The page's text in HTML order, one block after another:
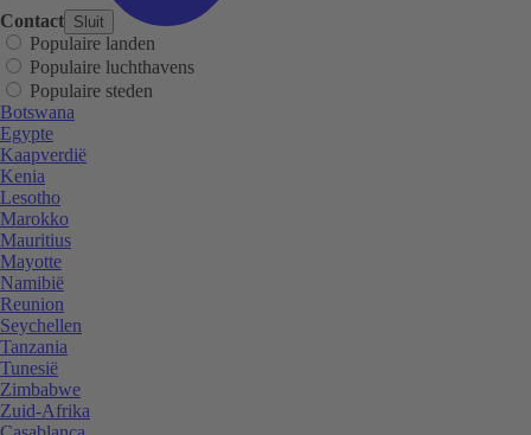
Contact Sluit
Populaire landen
Populaire luchthavens
Populaire steden
Botswana
Egypte
Kaapverdië
Kenia
Lesotho
Marokko
Mauritius
Mayotte
Namibië
Reunion
Seychellen
Tanzania
Tunesië
Zimbabwe
Zuid-Afrika